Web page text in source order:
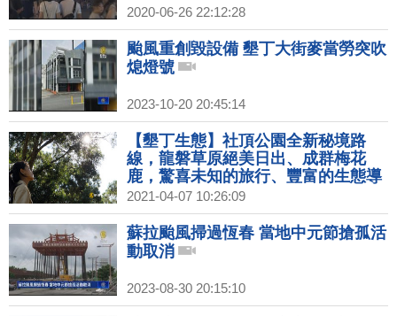
2020-06-26 22:12:28
颱風重創毀設備 墾丁大街麥當勞突吹
熄燈號
2023-10-20 20:45:14
【墾丁生態】社頂公園全新秘境路
線，龍磐草原絕美日出、成群梅花
鹿，驚喜未知的旅行、豐富的生態導
覽！隱藏版生態民宿，一起見證墾丁
自然生態的魅力！｜1000步的繽紛台
灣(375)預告
2021-04-07 10:26:09
蘇拉颱風掃過恆春 當地中元節搶孤活
動取消
2023-08-30 20:15:10